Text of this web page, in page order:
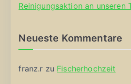
Reinigungsaktion an unseren
Neueste Kommentare
franz.r zu Fischerhochzeit